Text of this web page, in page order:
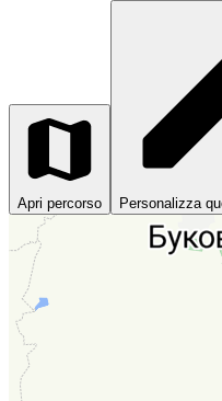
Apri percorso Personalizza